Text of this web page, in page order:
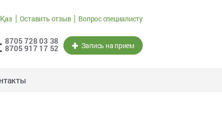
Қаз Оставить отзыв Вопрос специалисту
8705 728 03 38
8705 917 17 52 Запись на прием